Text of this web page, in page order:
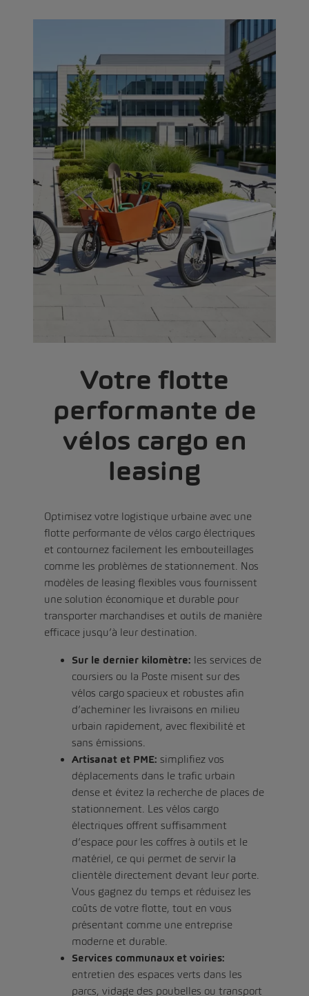
Votre flotte
performante de
vélos cargo en
leasing
Optimisez votre logistique urbaine avec une
flotte performante de vélos cargo électriques
et contournez facilement les embouteillages
comme les problèmes de stationnement. Nos
modèles de leasing flexibles vous fournissent
une solution économique et durable pour
transporter marchandises et outils de manière
efficace jusqu’à leur destination.
Sur le dernier kilomètre: les services de
coursiers ou la Poste misent sur des
vélos cargo spacieux et robustes afin
d’acheminer les livraisons en milieu
urbain rapidement, avec flexibilité et
sans émissions.
Artisanat et PME: simplifiez vos
déplacements dans le trafic urbain
dense et évitez la recherche de places de
stationnement. Les vélos cargo
électriques offrent suffisamment
d’espace pour les coffres à outils et le
matériel, ce qui permet de servir la
clientèle directement devant leur porte.
Vous gagnez du temps et réduisez les
coûts de votre flotte, tout en vous
présentant comme une entreprise
moderne et durable.
Services communaux et voiries:
entretien des espaces verts dans les
parcs, vidage des poubelles ou transport